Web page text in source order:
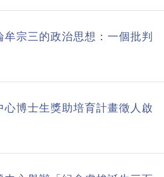
牟宗三的政治思想：一個批判
博士生獎助培育計畫徵人啟